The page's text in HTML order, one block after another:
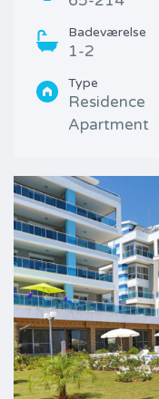
Badeværelse
1-2
Type
Residence
Apartment